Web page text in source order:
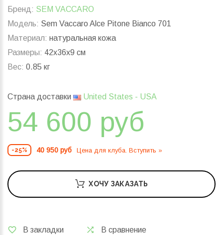
Бренд: SEM VACCARO
Модель: Sem Vaccaro Alce Pitone Bianco 701
Материал: натуральная кожа
Размеры: 42x36x9 см
Вес: 0.85 кг
Страна доставки United States - USA
54 600 руб
-25% 40 950 руб Цена для клуба. Вступить »
ХОЧУ ЗАКАЗАТЬ
В закладки В сравнение